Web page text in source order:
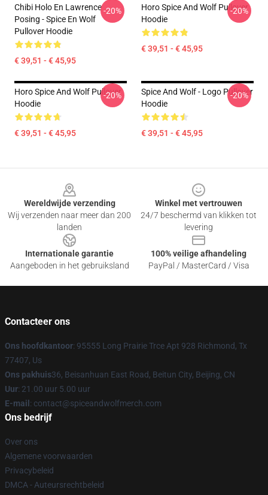
Chibi Holo En Lawrence
Posing - Spice En Wolf
Pullover Hoodie
€ 39,51 - € 45,95
-20%
Horo Spice And Wolf Pullover
Hoodie
€ 39,51 - € 45,95
-20%
Horo Spice And Wolf Pullover
Hoodie
€ 39,51 - € 45,95
-20%
Spice And Wolf - Logo Pullover
Hoodie
€ 39,51 - € 45,95
-20%
Wereldwijde verzending
Wij verzenden naar meer dan 200
landen
Winkel met vertrouwen
24/7 beschermd van klikken tot
levering
Internationale garantie
Aangeboden in het gebruiksland
100% veilige afhandeling
PayPal / MasterCard / Visa
Contacteer ons
Ons hoofdkantoor: 95555 Long Prairie Trce Apt 928 Richmond, Tx
77407, Us
Ons pakhuis36, Beisanhuan East Road, Beitun City, Beijing, CN
Uur: 21.00 uur 5.00 uur
E-mail : contact@spiceandwolfmerch.com
Ons bedrijf
Over ons
Algemene voorwaarden
Privacybeleid
DMCA - Auteursrechtbeleid